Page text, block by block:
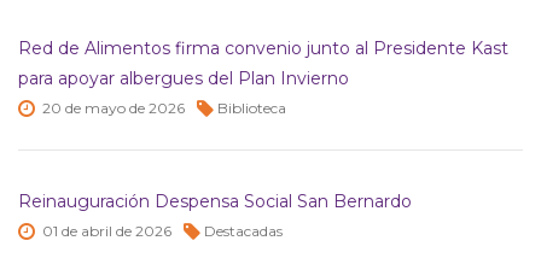
Red de Alimentos firma convenio junto al Presidente Kast
para apoyar albergues del Plan Invierno
20 de mayo de 2026 Biblioteca
Reinauguración Despensa Social San Bernardo
01 de abril de 2026 Destacadas